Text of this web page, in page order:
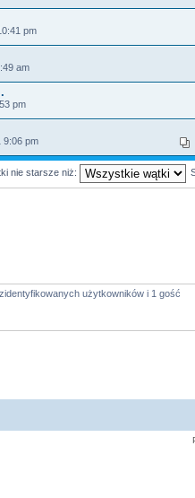
pm
am
pm
9:06 pm
nie starsze niż:
użytkowników i 1 gość